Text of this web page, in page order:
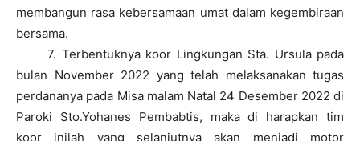
membangun rasa kebersamaan umat dalam kegembiraan
bersama.
7. Terbentuknya koor Lingkungan Sta. Ursula pada
bulan November 2022 yang telah melaksanakan tugas
perdananya pada Misa malam Natal 24 Desember 2022 di
Paroki Sto.Yohanes Pembabtis, maka di harapkan tim
koor inilah yang selanjutnya akan menjadi motor